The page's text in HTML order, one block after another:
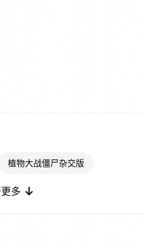
植物大战僵尸杂交版
多